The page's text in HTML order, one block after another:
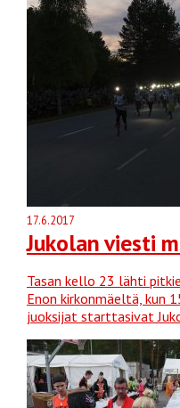
17.6.2017
Jukolan viesti
Tasan kello 23 lähti
Enon kirkonmäeltä, kun
juoksijat starttasivat